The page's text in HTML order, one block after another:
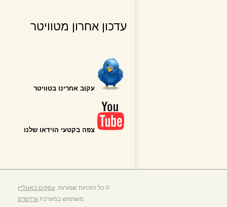
עדכון אחרון מטוויטר
עקוב אחרינו בטוויטר
צפה בקטעי הוידאו שלנו
© כל הזכויות שמורות.עסקים באונליין
משתמש במערכתוורדפרס